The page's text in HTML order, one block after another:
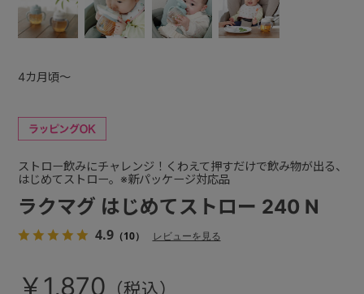
ラクマグ はじめてストロー 240 N
4.9（10） レビューを見る
ストロー飲みにチャレンジ！くわえて押すだけで飲み物が出る、
はじめてストロー。※新パッケージ対応品
￥1,870
4カ月頃～